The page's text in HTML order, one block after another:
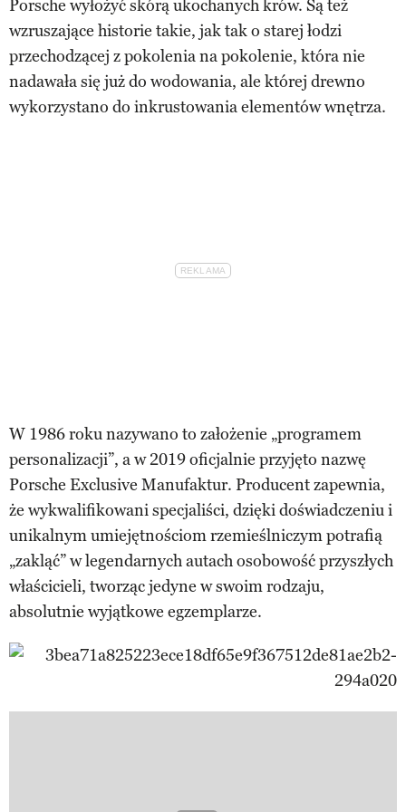
Porsche wyłożyć skórą ukochanych krów. Są też
wzruszające historie takie, jak tak o starej łodzi
przechodzącej z pokolenia na pokolenie, która nie
nadawała się już do wodowania, ale której drewno
wykorzystano do inkrustowania elementów wnętrza.
W 1986 roku nazywano to założenie „programem
personalizacji”, a w 2019 oficjalnie przyjęto nazwę
Porsche Exclusive Manufaktur. Producent zapewnia,
że wykwalifikowani specjaliści, dzięki doświadczeniu i
unikalnym umiejętnościom rzemieślniczym potrafią
„zakląć” w legendarnych autach osobowość przyszłych
właścicieli, tworząc jedyne w swoim rodzaju,
absolutnie wyjątkowe egzemplarze.